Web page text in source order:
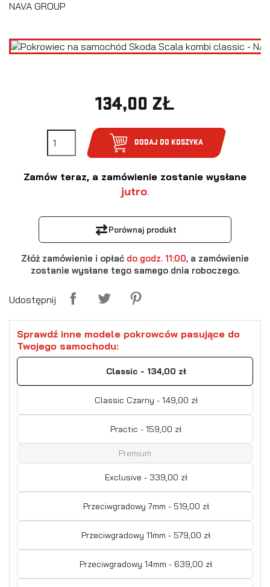
134,00 ZŁ
DODAJ DO KOSZYKA
Zamów teraz, a zamówienie zostanie wysłane
jutro.
⇄ Porównaj produkt
Złóż zamówienie i opłać do godz. 11:00, a zamówienie
zostanie wysłane tego samego dnia roboczego.
Udostępnij
Sprawdź inne modele pokrowców pasujące do
Twojego samochodu:
Classic - 134,00 zł
Classic Czarny - 149,00 zł
Practic - 159,00 zł
Premium
Exclusive - 339,00 zł
Przeciwgradowy 7mm - 519,00 zł
Przeciwgradowy 11mm - 579,00 zł
Przeciwgradowy 14mm - 639,00 zł